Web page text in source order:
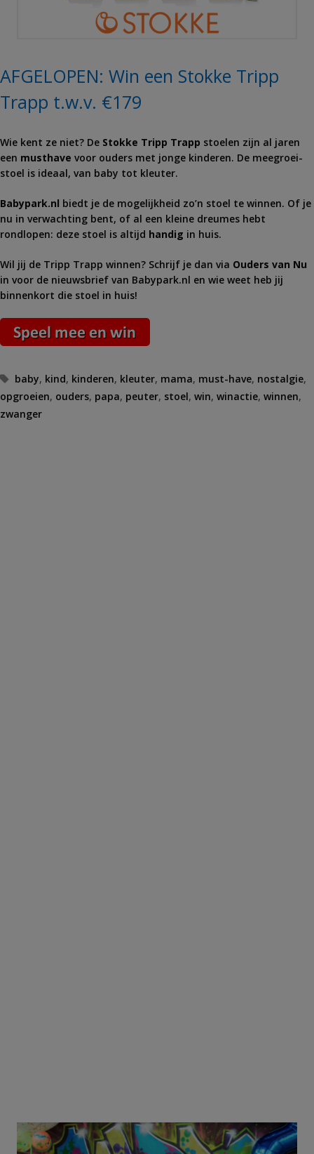
AFGELOPEN: Win een Stokke Tripp
Trapp t.w.v. €179
Wie kent ze niet? De Stokke Tripp Trapp stoelen zijn al jaren
een musthave voor ouders met jonge kinderen. De meegroei-
stoel is ideaal, van baby tot kleuter.
Babypark.nl biedt je de mogelijkheid zo’n stoel te winnen. Of je
nu in verwachting bent, of al een kleine dreumes hebt
rondlopen: deze stoel is altijd handig in huis.
Wil jij de Tripp Trapp winnen? Schrijf je dan via Ouders van Nu
in voor de nieuwsbrief van Babypark.nl en wie weet heb jij
binnenkort die stoel in huis!
Tags
baby, kind, kinderen, kleuter, mama, must-have, nostalgie,
opgroeien, ouders, papa, peuter, stoel, win, winactie, winnen,
zwanger